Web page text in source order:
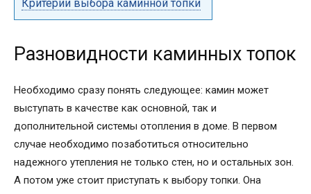
Критерии выбора каминной топки
Разновидности каминных топок
Необходимо сразу понять следующее: камин может
выступать в качестве как основной, так и
дополнительной системы отопления в доме. В первом
случае необходимо позаботиться относительно
надежного утепления не только стен, но и остальных зон.
А потом уже стоит приступать к выбору топки. Она